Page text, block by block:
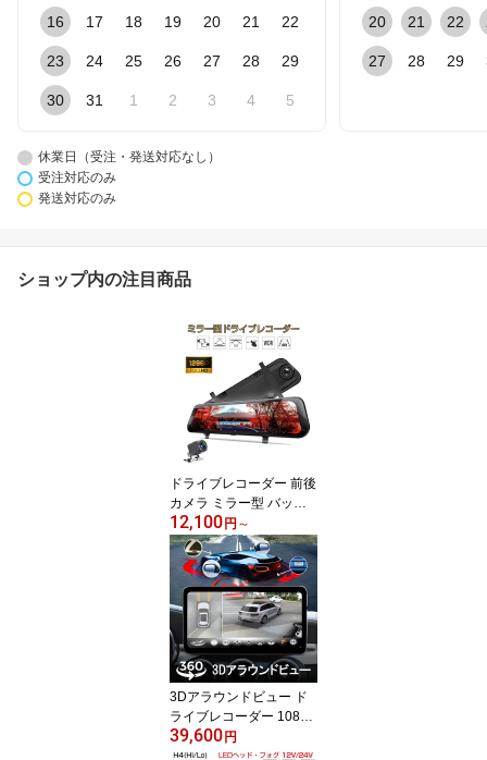
16 17 18 19 20 21 22
23 24 25 26 27 28 29
30 31 1 2 3 4 5
20 21 22
27 28 29
休業日（受注・発送対応なし）
受注対応のみ
発送対応のみ
ショップ内の注目商品
ドライブレコーダー 前後
カメラ ミラー型 バック
カメラ あおり運転対策 F
HD 2k 1296P 200万画素
10インチ タッチパネル 1
70度広角 常時録画 WDR
防水 6ヶ月保証
12,100円 ～
3Dアラウンドビュー ド
ライブレコーダー 1080P
360度鳥瞰パノラマ映像
全方向3Dバードビューモ
39,600円